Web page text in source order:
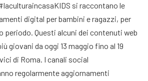
si raccontano le
digital per bambini e ragazzi, per
periodo. Questi alcuni dei contenuti web
giovani da oggi 13 maggio fino al 19
di Roma. I canali social
regolarmente aggiornamenti